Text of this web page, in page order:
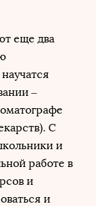
еще два
–
С
и
работе в
и
и